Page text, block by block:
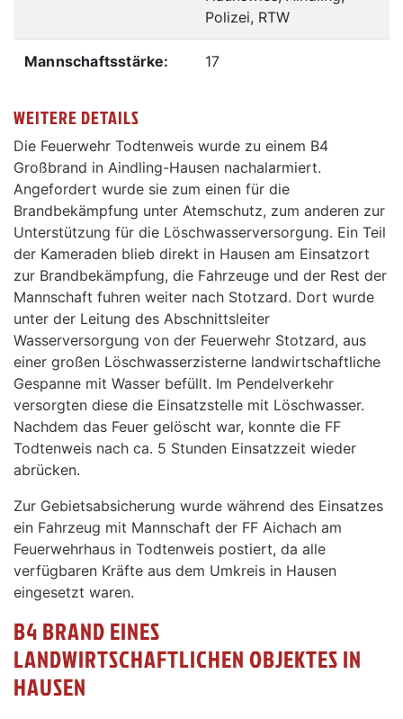
Polizei, RTW
Mannschaftsstärke: 17
WEITERE DETAILS
Die Feuerwehr Todtenweis wurde zu einem B4
Großbrand in Aindling-Hausen nachalarmiert.
Angefordert wurde sie zum einen für die
Brandbekämpfung unter Atemschutz, zum anderen zur
Unterstützung für die Löschwasserversorgung. Ein Teil
der Kameraden blieb direkt in Hausen am Einsatzort
zur Brandbekämpfung, die Fahrzeuge und der Rest der
Mannschaft fuhren weiter nach Stotzard. Dort wurde
unter der Leitung des Abschnittsleiter
Wasserversorgung von der Feuerwehr Stotzard, aus
einer großen Löschwasserzisterne landwirtschaftliche
Gespanne mit Wasser befüllt. Im Pendelverkehr
versorgten diese die Einsatzstelle mit Löschwasser.
Nachdem das Feuer gelöscht war, konnte die FF
Todtenweis nach ca. 5 Stunden Einsatzzeit wieder
abrücken.
Zur Gebietsabsicherung wurde während des Einsatzes
ein Fahrzeug mit Mannschaft der FF Aichach am
Feuerwehrhaus in Todtenweis postiert, da alle
verfügbaren Kräfte aus dem Umkreis in Hausen
eingesetzt waren.
B4 BRAND EINES
LANDWIRTSCHAFTLICHEN OBJEKTES IN
HAUSEN